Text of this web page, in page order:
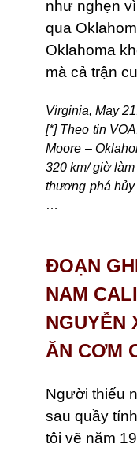
như nghẹn
qua
Oklahoma
mà cả trận
Virginia, May
[*] Theo tin
Moore –
320 km/ giờ
thương phá
…
ĐOẠN
NAM
NGUYỄN
ĂN CƠM
Người thiếu
sau quầy
tôi vẽ năm